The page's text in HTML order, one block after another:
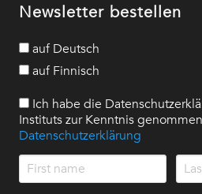
Newsletter bestellen
auf Deutsch
auf Finnisch
Ich habe die
Instituts zur Kenntnis
Datenschutzerklärung